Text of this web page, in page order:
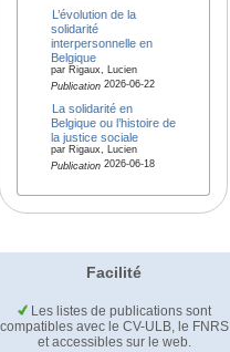
L’évolution de la
solidarité
interpersonnelle en
Belgique
par Rigaux, Lucien
Publication2026-06-22
La solidarité en
Belgique ou l’histoire de
la justice sociale
par Rigaux, Lucien
Publication2026-06-18
Facilité
Les listes de publications sont
compatibles avec le CV-ULB, le FNRS
et accessibles sur le web.